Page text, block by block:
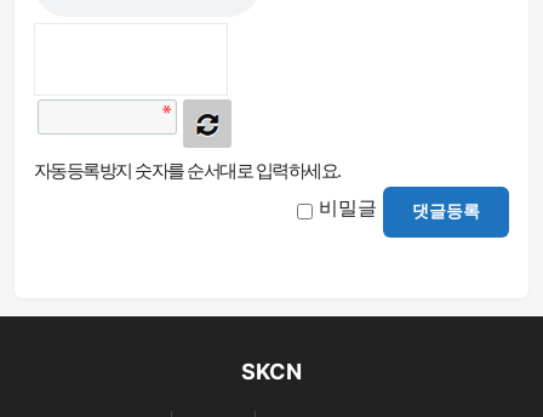
자동등록방지 숫자를 순서대로 입력하세요.
비밀글 댓글등록
SKCN